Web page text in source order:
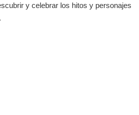
y celebrar los hitos y personajes